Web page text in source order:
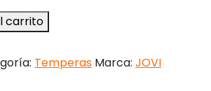
carrito
Temperas Marca: JOVI